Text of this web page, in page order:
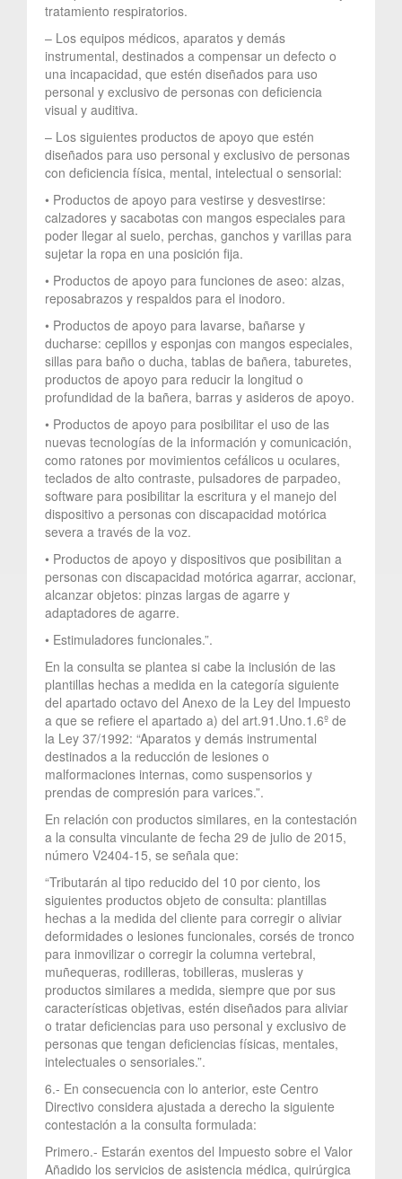
tratamiento respiratorios.
– Los equipos médicos, aparatos y demás
instrumental, destinados a compensar un defecto o
una incapacidad, que estén diseñados para uso
personal y exclusivo de personas con deficiencia
visual y auditiva.
– Los siguientes productos de apoyo que estén
diseñados para uso personal y exclusivo de personas
con deficiencia física, mental, intelectual o sensorial:
• Productos de apoyo para vestirse y desvestirse:
calzadores y sacabotas con mangos especiales para
poder llegar al suelo, perchas, ganchos y varillas para
sujetar la ropa en una posición fija.
• Productos de apoyo para funciones de aseo: alzas,
reposabrazos y respaldos para el inodoro.
• Productos de apoyo para lavarse, bañarse y
ducharse: cepillos y esponjas con mangos especiales,
sillas para baño o ducha, tablas de bañera, taburetes,
productos de apoyo para reducir la longitud o
profundidad de la bañera, barras y asideros de apoyo.
• Productos de apoyo para posibilitar el uso de las
nuevas tecnologías de la información y comunicación,
como ratones por movimientos cefálicos u oculares,
teclados de alto contraste, pulsadores de parpadeo,
software para posibilitar la escritura y el manejo del
dispositivo a personas con discapacidad motórica
severa a través de la voz.
• Productos de apoyo y dispositivos que posibilitan a
personas con discapacidad motórica agarrar, accionar,
alcanzar objetos: pinzas largas de agarre y
adaptadores de agarre.
• Estimuladores funcionales.”.
En la consulta se plantea si cabe la inclusión de las
plantillas hechas a medida en la categoría siguiente
del apartado octavo del Anexo de la Ley del Impuesto
a que se refiere el apartado a) del art.91.Uno.1.6º de
la Ley 37/1992: “Aparatos y demás instrumental
destinados a la reducción de lesiones o
malformaciones internas, como suspensorios y
prendas de compresión para varices.”.
En relación con productos similares, en la contestación
a la consulta vinculante de fecha 29 de julio de 2015,
número V2404-15, se señala que:
“Tributarán al tipo reducido del 10 por ciento, los
siguientes productos objeto de consulta: plantillas
hechas a la medida del cliente para corregir o aliviar
deformidades o lesiones funcionales, corsés de tronco
para inmovilizar o corregir la columna vertebral,
muñequeras, rodilleras, tobilleras, musleras y
productos similares a medida, siempre que por sus
características objetivas, estén diseñados para aliviar
o tratar deficiencias para uso personal y exclusivo de
personas que tengan deficiencias físicas, mentales,
intelectuales o sensoriales.”.
6.- En consecuencia con lo anterior, este Centro
Directivo considera ajustada a derecho la siguiente
contestación a la consulta formulada:
Primero.- Estarán exentos del Impuesto sobre el Valor
Añadido los servicios de asistencia médica, quirúrgica